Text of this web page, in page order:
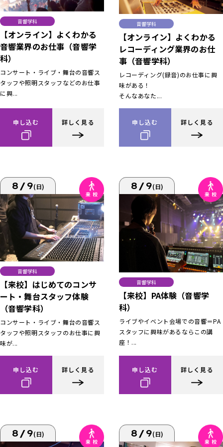
音響学科
【オンライン】よくわかる
音響業界のお仕事（音響学
科）
コンサート・ライブ・舞台の音響ス
タッフや照明スタッフなどのお仕事
に興...
申し込む 詳しく見る
音響学科
【オンライン】よくわかる
レコーディング業界のお仕
事（音響学科）
レコーディング(録音)のお仕事に興
味がある！
そんなあなた...
申し込む 詳しく見る
8/9(日)
音響学科
【来校】はじめてのコンサ
ート・舞台スタッフ体験
（音響学科）
コンサート・ライブ・舞台の音響ス
タッフや照明スタッフのお仕事に興
味が...
申し込む 詳しく見る
8/9(日)
音響学科
【来校】PA体験（音響学
科）
ライブやイベント会場での音響＝PA
スタッフに興味があるならこの講
座！...
申し込む 詳しく見る
8/9(日) 8/9(日)